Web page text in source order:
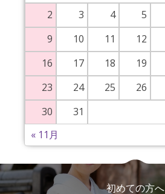
2
3 4 5
9
10 11 12
16
17 18 19
23
24 25 26
30
31
« 11月
初めての方へ